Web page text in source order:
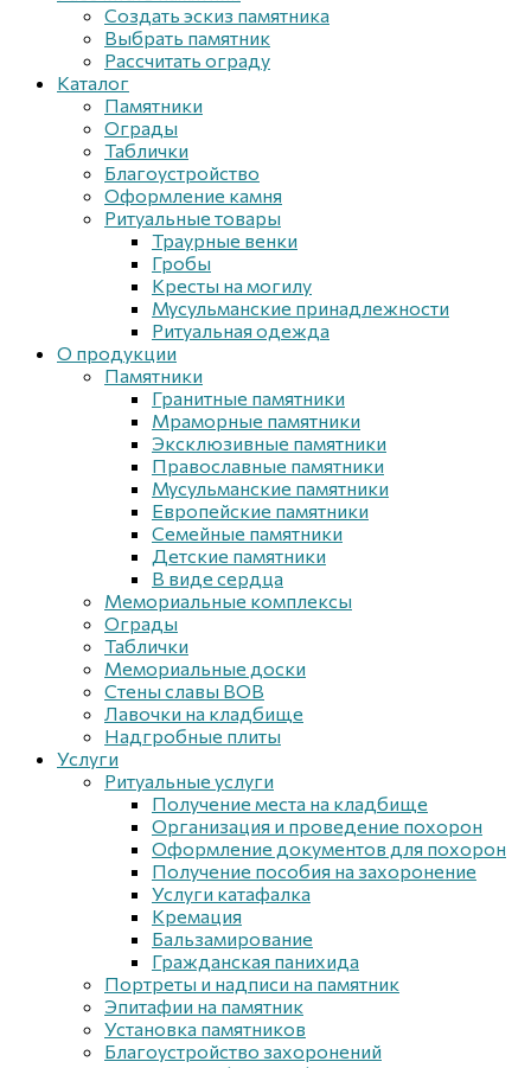
Создать эскиз памятника
Выбрать памятник
Рассчитать ограду
Каталог
Памятники
Ограды
Таблички
Благоустройствo
Оформление камня
Ритуальные товары
Траурные венки
Гробы
Кресты на могилу
Мусульманские принадлежности
Ритуальная одежда
О продукции
Памятники
Гранитные памятники
Мраморные памятники
Эксклюзивные памятники
Православные памятники
Мусульманские памятники
Европейские памятники
Семейные памятники
Детские памятники
В виде сердца
Мемориальные комплексы
Ограды
Таблички
Мемориальные доски
Стены славы ВОВ
Лавочки на кладбище
Надгробные плиты
Услуги
Ритуальные услуги
Получение места на кладбище
Организация и проведение похорон
Оформление документов для похорон
Получение пособия на захоронение
Услуги катафалка
Кремация
Бальзамирование
Гражданская панихида
Портреты и надписи на памятник
Эпитафии на памятник
Установка памятников
Благоустройство захоронений